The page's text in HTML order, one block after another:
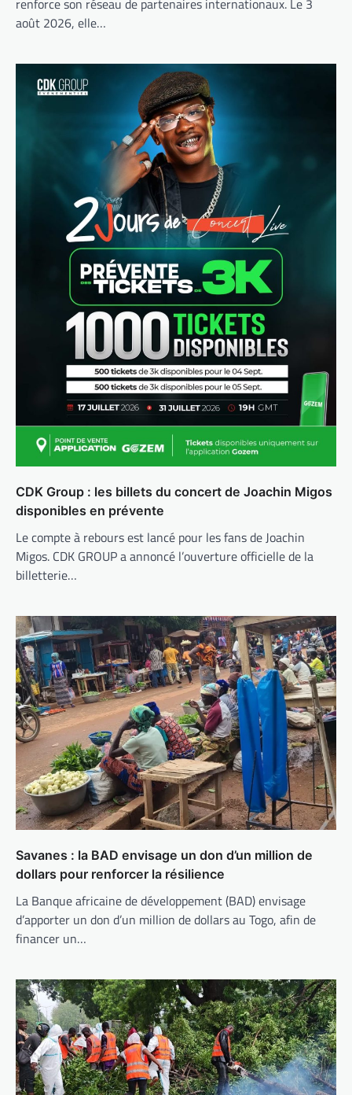
renforce son réseau de partenaires internationaux. Le 3
août 2026, elle…
CDK Group : les billets du concert de Joachin Migos
disponibles en prévente
Le compte à rebours est lancé pour les fans de Joachin
Migos. CDK GROUP a annoncé l’ouverture officielle de la
billetterie…
Savanes : la BAD envisage un don d’un million de
dollars pour renforcer la résilience
La Banque africaine de développement (BAD) envisage
d’apporter un don d’un million de dollars au Togo, afin de
financer un…